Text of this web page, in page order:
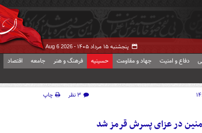
پنجشنبه ۱۵ مرداد ۱۴۰۵ - Aug 6 2026
دفاع و امنیت جهاد و مقاومت حسینیه فرهنگ و هنر جامعه اقتصاد
۳ نظر
چاپ
در عزای پسرش قرمز شد